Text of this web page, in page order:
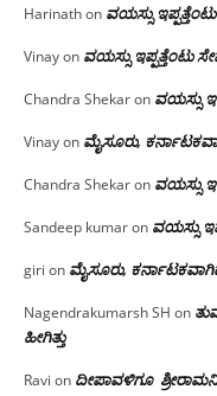
Harinathon ವಯಸ್ಸು
Vinayon ವಯಸ್ಸು ಇಪ್ಪತ್ತೆಂಟು
Chandra Shekaron ವಯಸ್ಸು
Vinayon ಮೈಸೂರು,
Chandra Shekaron ವಯಸ್ಸು
Sandeep kumaron ವಯಸ್ಸು
giri on ಮೈಸೂರು,
Nagendrakumarsh SH on
ಹೀಗಿತ್ತು
Ravi on ದೀಪಾವಳಿಗೂ